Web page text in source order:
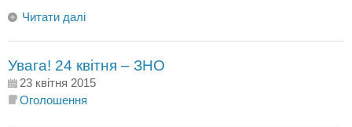
Читати далі
Увага! 24 квітня – ЗНО
23 квітня 2015
Оголошення